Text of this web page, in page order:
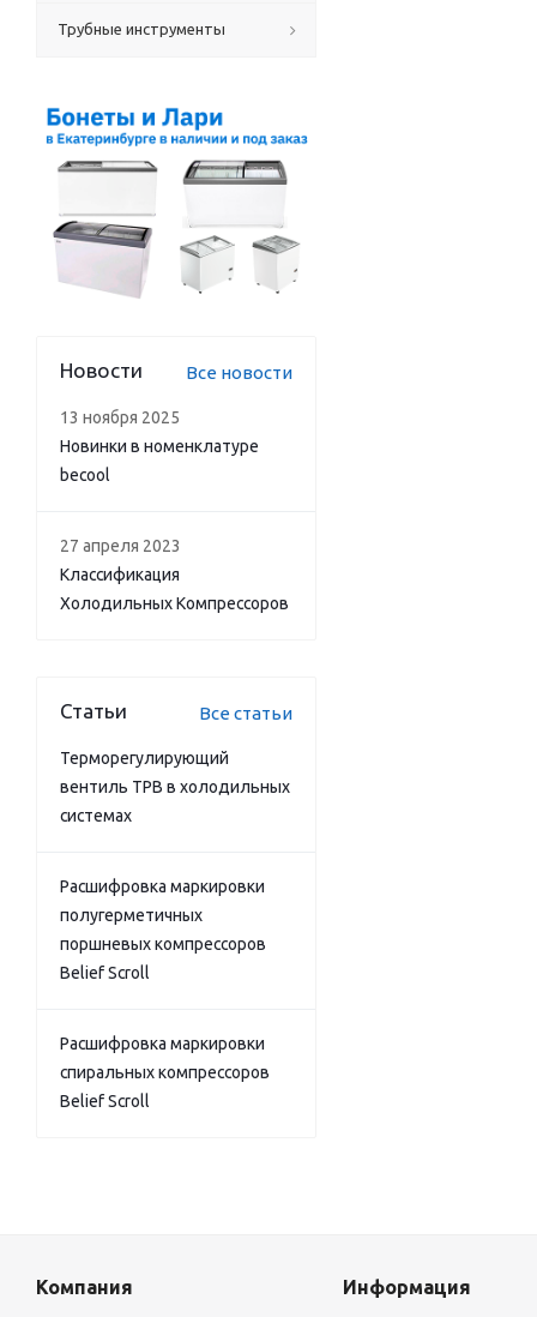
Трубные инструменты
Новости Все новости
13 ноября 2025
Новинки в номенклатуре
becool
27 апреля 2023
Классификация
Холодильных Компрессоров
Статьи Все статьи
Терморегулирующий
вентиль ТРВ в холодильных
системах
Расшифровка маркировки
полугерметичных
поршневых компрессоров
Belief Scroll
Расшифровка маркировки
спиральных компрессоров
Belief Scroll
Компания Информация